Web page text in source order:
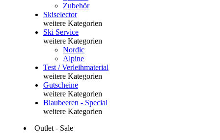
Zubehör
Skiselector
weitere Kategorien
Ski Service
weitere Kategorien
Nordic
Alpine
Test / Verleihmaterial
weitere Kategorien
Gutscheine
weitere Kategorien
Blaubeeren - Special
weitere Kategorien
Outlet - Sale